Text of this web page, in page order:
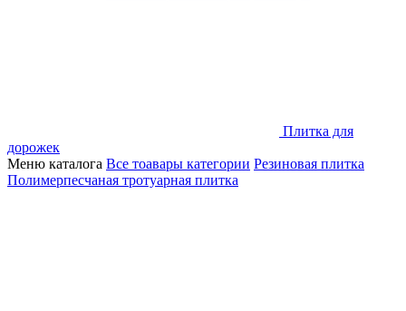
Плитка для
дорожек
Меню каталога Все тоавары категории Резиновая плитка
Полимерпесчаная тротуарная плитка